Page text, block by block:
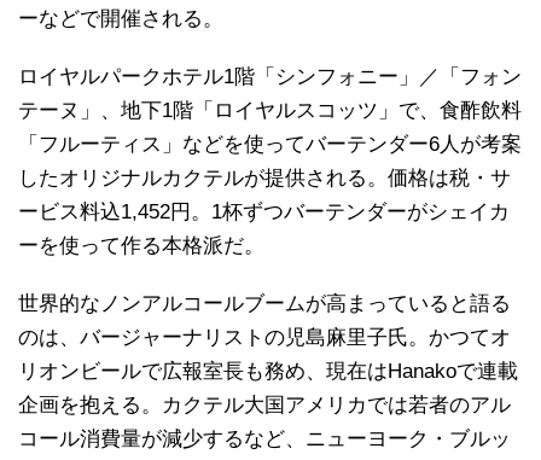
ーなどで開催される。
ロイヤルパークホテル1階「シンフォニー」／「フォン
テーヌ」、地下1階「ロイヤルスコッツ」で、食酢飲料
「フルーティス」などを使ってバーテンダー6人が考案
したオリジナルカクテルが提供される。価格は税・サ
ービス料込1,452円。1杯ずつバーテンダーがシェイカ
ーを使って作る本格派だ。
世界的なノンアルコールブームが高まっていると語る
のは、バージャーナリストの児島麻里子氏。かつてオ
リオンビールで広報室長も務め、現在はHanakoで連載
企画を抱える。カクテル大国アメリカでは若者のアル
コール消費量が減少するなど、ニューヨーク・ブルッ